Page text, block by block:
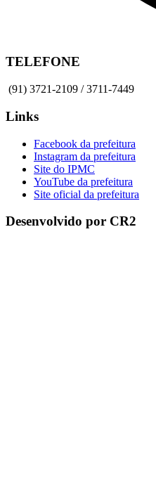
TELEFONE
(91) 3721-2109 / 3711-7449
Links
Facebook da prefeitura
Instagram da prefeitura
Site do IPMC
YouTube da prefeitura
Site oficial da prefeitura
Desenvolvido por CR2